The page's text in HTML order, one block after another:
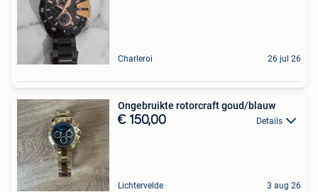
Charleroi 26 jul 26
Ongebruikte rotorcraft goud/blauw
€ 150,00 Details
Lichtervelde 3 aug 26